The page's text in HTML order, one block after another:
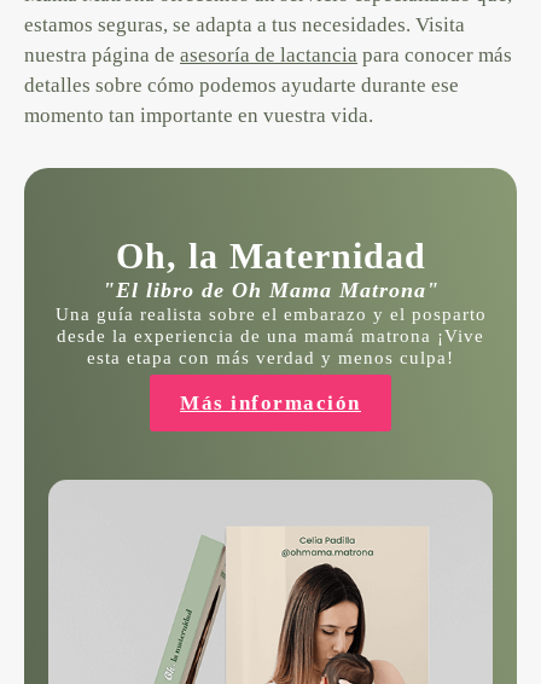
estamos seguras, se adapta a tus necesidades. Visita
nuestra página de asesoría de lactancia para conocer más
detalles sobre cómo podemos ayudarte durante ese
momento tan importante en vuestra vida.
Oh, la Maternidad
"El libro de Oh Mama Matrona"
Una guía realista sobre el embarazo y el posparto
desde la experiencia de una mamá matrona ¡Vive
esta etapa con más verdad y menos culpa!
Más información